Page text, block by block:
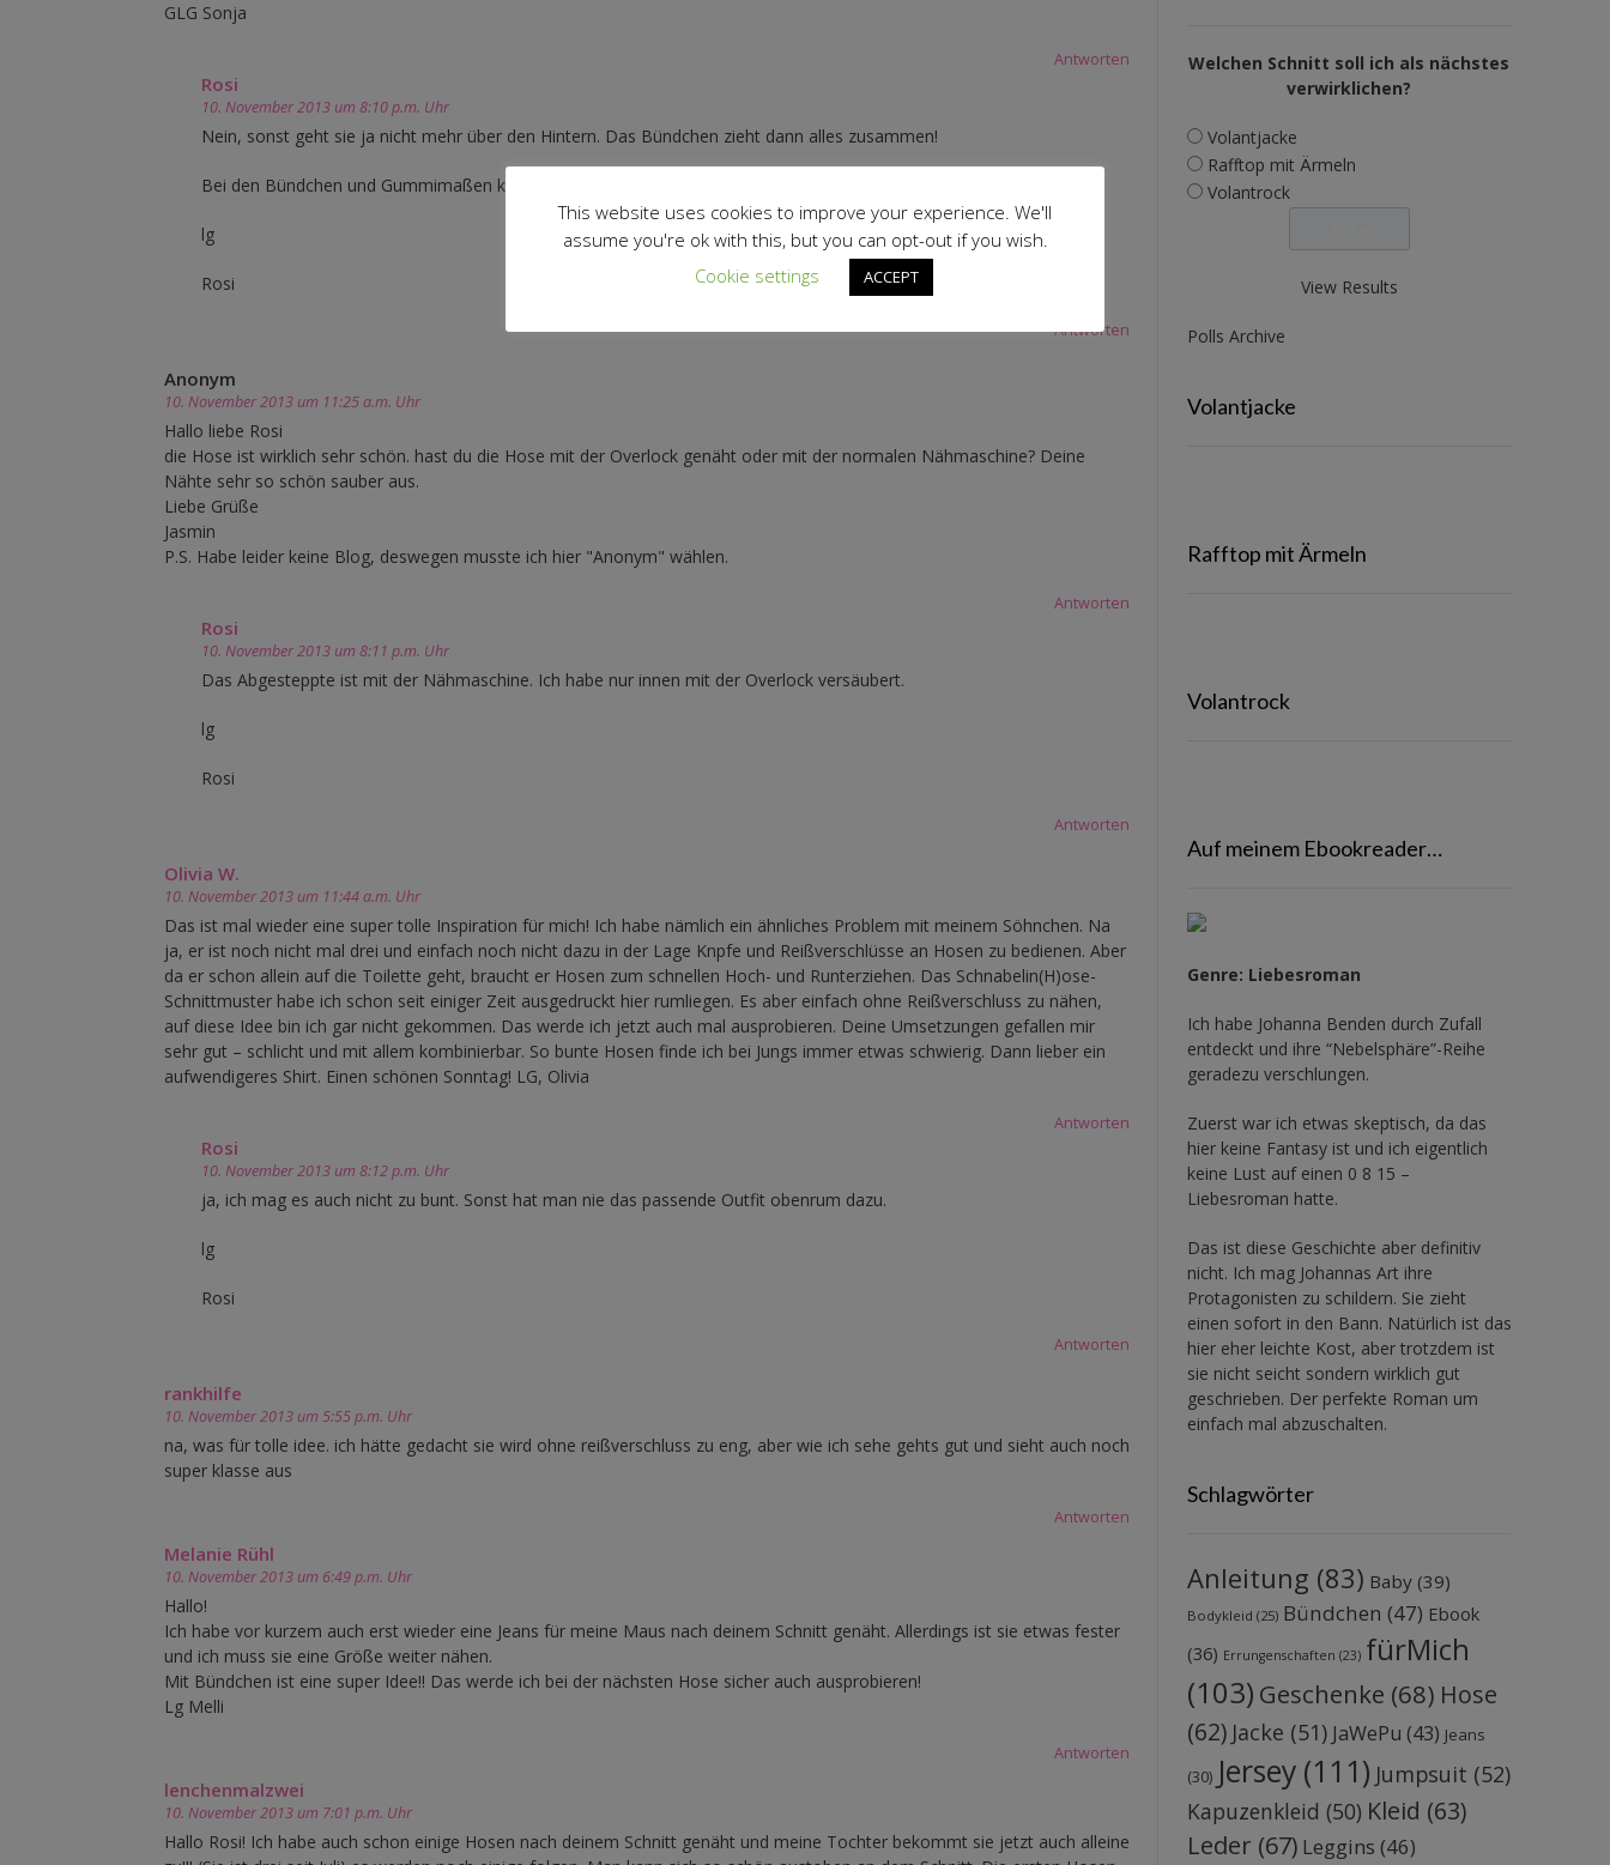
GLG Sonja
Antworten
Rosi
10. November 2013 um 8:10 p.m. Uhr
Nein, sonst geht sie ja nicht mehr über den Hintern. Das Bündchen zieht dann alles zusammen!
Bei den Bündchen und Gummimaßen kannst Du Dich am Röckli-Ebook orientieren!
lg
Rosi
Antworten
Anonym
10. November 2013 um 11:25 a.m. Uhr
Hallo liebe Rosi
die Hose ist wirklich sehr schön. hast du die Hose mit der Overlock genäht oder mit der normalen Nähmaschine? Deine
Nähte sehr so schön sauber aus.
Liebe Grüße
Jasmin
P.S. Habe leider keine Blog, deswegen musste ich hier "Anonym" wählen.
Antworten
Rosi
10. November 2013 um 8:11 p.m. Uhr
Das Abgesteppte ist mit der Nähmaschine. Ich habe nur innen mit der Overlock versäubert.
lg
Rosi
Antworten
Olivia W.
10. November 2013 um 11:44 a.m. Uhr
Das ist mal wieder eine super tolle Inspiration für mich! Ich habe nämlich ein ähnliches Problem mit meinem Söhnchen. Na
ja, er ist noch nicht mal drei und einfach noch nicht dazu in der Lage Knpfe und Reißverschlüsse an Hosen zu bedienen. Aber
da er schon allein auf die Toilette geht, braucht er Hosen zum schnellen Hoch- und Runterziehen. Das Schnabelin(H)ose-
Schnittmuster habe ich schon seit einiger Zeit ausgedruckt hier rumliegen. Es aber einfach ohne Reißverschluss zu nähen,
auf diese Idee bin ich gar nicht gekommen. Das werde ich jetzt auch mal ausprobieren. Deine Umsetzungen gefallen mir
sehr gut – schlicht und mit allem kombinierbar. So bunte Hosen finde ich bei Jungs immer etwas schwierig. Dann lieber ein
aufwendigeres Shirt. Einen schönen Sonntag! LG, Olivia
Antworten
Rosi
10. November 2013 um 8:12 p.m. Uhr
ja, ich mag es auch nicht zu bunt. Sonst hat man nie das passende Outfit obenrum dazu.
lg
Rosi
Antworten
rankhilfe
10. November 2013 um 5:55 p.m. Uhr
na, was für tolle idee. ich hätte gedacht sie wird ohne reißverschluss zu eng, aber wie ich sehe gehts gut und sieht auch noch
super klasse aus
Antworten
Melanie Rühl
10. November 2013 um 6:49 p.m. Uhr
Hallo!
Ich habe vor kurzem auch erst wieder eine Jeans für meine Maus nach deinem Schnitt genäht. Allerdings ist sie etwas fester
und ich muss sie eine Größe weiter nähen.
Mit Bündchen ist eine super Idee!! Das werde ich bei der nächsten Hose sicher auch ausprobieren!
Lg Melli
Antworten
lenchenmalzwei
10. November 2013 um 7:01 p.m. Uhr
Hallo Rosi! Ich habe auch schon einige Hosen nach deinem Schnitt genäht und meine Tochter bekommt sie jetzt auch alleine
Welchen Schnitt soll ich als nächstes
verwirklichen?
Volantjacke
Rafftop mit Ärmeln
Volantrock
View Results
Polls Archive
Volantjacke
Rafftop mit Ärmeln
Volantrock
Auf meinem Ebookreader…
Genre: Liebesroman
Ich habe Johanna Benden durch Zufall
entdeckt und ihre “Nebelsphäre”-Reihe
geradezu verschlungen.
Zuerst war ich etwas skeptisch, da das
hier keine Fantasy ist und ich eigentlich
keine Lust auf einen 0 8 15 –
Liebesroman hatte.
Das ist diese Geschichte aber definitiv
nicht. Ich mag Johannas Art ihre
Protagonisten zu schildern. Sie zieht
einen sofort in den Bann. Natürlich ist das
hier eher leichte Kost, aber trotzdem ist
sie nicht seicht sondern wirklich gut
geschrieben. Der perfekte Roman um
einfach mal abzuschalten.
Schlagwörter
Anleitung (83) Baby(39)
Bodykleid (25) Bündchen (47) Ebook
(36) Errungenschaften (23) fürMich
(103) Geschenke (68) Hose
(62) Jacke (51) JaWePu (43) Jeans
(30) Jersey(111) Jumpsuit (52)
Kapuzenkleid (50) Kleid (63)
Leder (67) Leggins (46)
This website uses cookies to improve your experience. We'll
assume you're ok with this, but you can opt-out if you wish.
Cookie settings
ACCEPT